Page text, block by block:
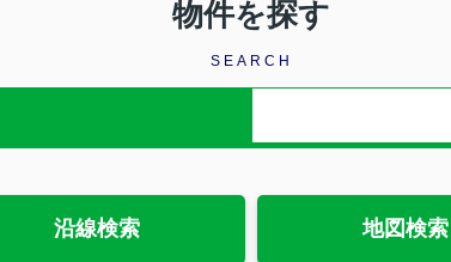
物件を探す
SEARCH
沿線検索 地図検索